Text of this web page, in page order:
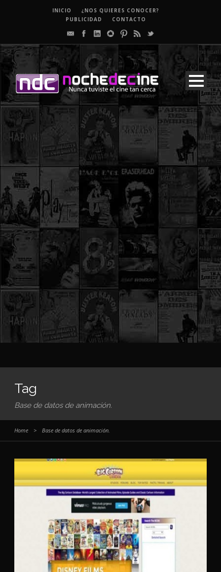
INICIO
¿NOS QUIERES CONOCER?
PUBLICIDAD
CONTACTO
Tag
Base de datos de animación.
Home > Base de datos de animación.